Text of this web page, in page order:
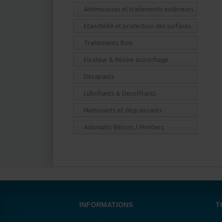
Nettoyer sa façade des mousses,
moisissures et salissures
Quel pulvérisateur en fonction de son
Comment bien décoller du papier peint
toiture
nettoyer son toit ?
Antimousses et traitements extérieurs
Etanchéité et protection des surfaces
Traitements Bois
Fixateur & Résine accrochage
Décapants
Lubrifiants & Décoffrants
Nettoyants et dégraissants
Adjuvants Bétons / Mortiers
INFORMATIONS